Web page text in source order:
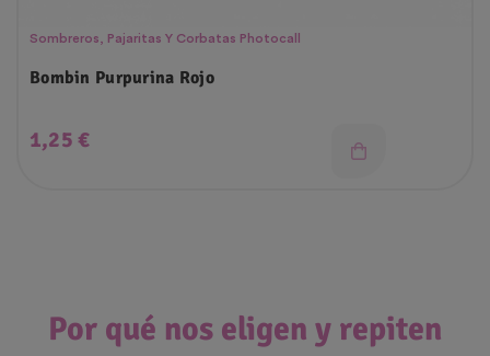
Sombreros, Pajaritas Y Corbatas Photocall
Bombin Purpurina Rojo
Precio
1,25 €
Por qué nos eligen y repiten